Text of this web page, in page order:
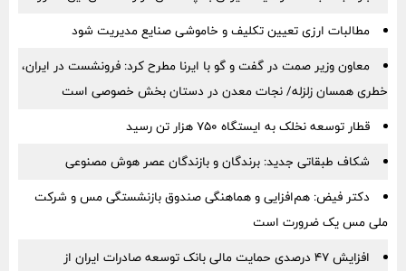
مطالبات ارزی تعیین تکلیف و خاموشی صنایع مدیریت شود
معاون وزیر صمت در گفت و گو با ایرنا مطرح کرد: فرونشست در ایران،
خطری همسان زلزله/ نجات معدن در دستان بخش خصوصی است
قطار توسعه نخلک به ایستگاه ۷۵۰ هزار تن رسید
شکاف طبقاتی جدید: برندگان و بازندگان عصر هوش مصنوعی
دکتر فیض: هم‌افزایی و هماهنگی صندوق بازنشستگی مس و شرکت
ملی مس یک ضرورت است
افزایش ۴۷ درصدی حمایت مالی بانک توسعه صادرات ایران از